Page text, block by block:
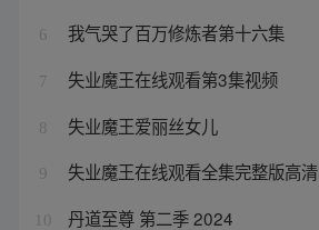
6 我气哭了百万修炼者第十六集
7 失业魔王在线观看第3集视频
8 失业魔王爱丽丝女儿
9 失业魔王在线观看全集完整版高清
10 丹道至尊 第二季 2024